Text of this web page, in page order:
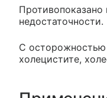
недостаточности.
С осторожностью
холецистите,